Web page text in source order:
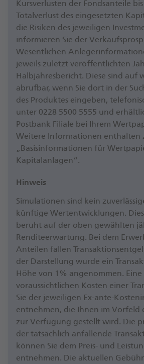
Kursverlusten der Fondsanteile
Totalverlust des eingesetzten
die Risiken des jeweiligen
informieren Sie der
Wesentlichen
jeweils zuletzt veröffentlichten
Halbjahresbericht. Diese sind auf
abrufbar, wenn Sie dort in der
des Produktes eingeben,
unter 0228 5500 5555 und
Postbank Filiale bei Ihrem
Weitere Informationen enthalten
„Basisinformationen für
Kapitalanlagen“.
Hinweis
Simulationen sind kein
künftige Wertentwicklungen.
beruht auf der oben gewählten
Renditeerwartung. Bei dem
Anteilen fallen
der Darstellung wurde ein
Höhe von 1% angenommen.
voraussichtlichen Kosten einer
Sie der jeweiligen Ex-ante-
entnehmen, die Ihnen im Vorfeld
zur Verfügung gestellt wird. Die
der tatsächlich anfallende
können Sie dem Preis- und
entnehmen. Die aktuellen